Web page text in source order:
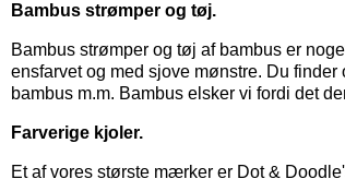
Bambus strømper og tøj.
Bambus strømper og tøj af bambus er
ensfarvet og med sjove mønstre. Du
bambus m.m. Bambus elsker vi fordi det
Farverige kjoler.
Et af vores største mærker er Dot &